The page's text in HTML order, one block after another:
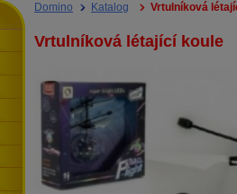
Domino Katalog Vrtulníková
Vrtulníková létající koule